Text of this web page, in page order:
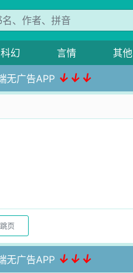
科幻 言情 其他
无广告APP ↓↓↓
无广告APP ↓↓↓